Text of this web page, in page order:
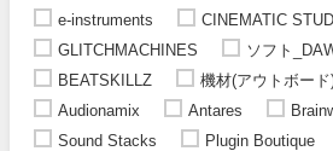
e-instruments
CINEMATIC
GLITCHMACHINES
ソフト
BEATSKILLZ
機材(アウトボード
Audionamix
Antares
Sound Stacks
Plugin Boutique